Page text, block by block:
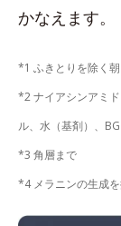
かなえます。
*1 ふきとりを除く
*2 ナイアシンアミ
ル、水（基剤）、BG
*3 角層まで
*4 メラニンの生成